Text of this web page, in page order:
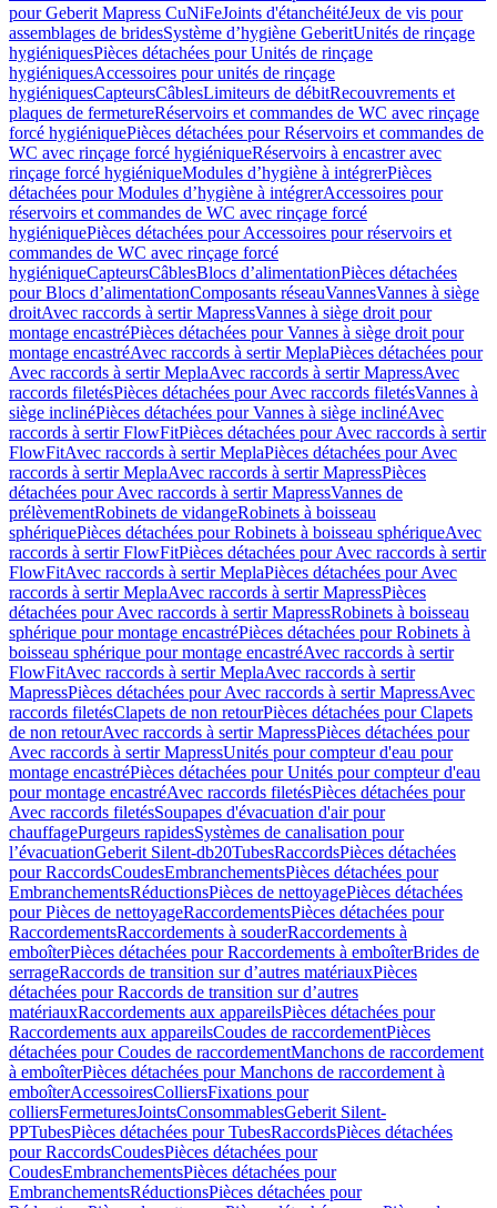
pour Geberit Mapress CuNiFeJoints d'étanchéitéJeux de vis pour
assemblages de bridesSystème d’hygiène GeberitUnités de rinçage
hygiéniquesPièces détachées pour Unités de rinçage
hygiéniquesAccessoires pour unités de rinçage
hygiéniquesCapteursCâblesLimiteurs de débitRecouvrements et
plaques de fermetureRéservoirs et commandes de WC avec rinçage
forcé hygiéniquePièces détachées pour Réservoirs et commandes de
WC avec rinçage forcé hygiéniqueRéservoirs à encastrer avec
rinçage forcé hygiéniqueModules d’hygiène à intégrerPièces
détachées pour Modules d’hygiène à intégrerAccessoires pour
réservoirs et commandes de WC avec rinçage forcé
hygiéniquePièces détachées pour Accessoires pour réservoirs et
commandes de WC avec rinçage forcé
hygiéniqueCapteursCâblesBlocs d’alimentationPièces détachées
pour Blocs d’alimentationComposants réseauVannesVannes à siège
droitAvec raccords à sertir MapressVannes à siège droit pour
montage encastréPièces détachées pour Vannes à siège droit pour
montage encastréAvec raccords à sertir MeplaPièces détachées pour
Avec raccords à sertir MeplaAvec raccords à sertir MapressAvec
raccords filetésPièces détachées pour Avec raccords filetésVannes à
siège inclinéPièces détachées pour Vannes à siège inclinéAvec
raccords à sertir FlowFitPièces détachées pour Avec raccords à sertir
FlowFitAvec raccords à sertir MeplaPièces détachées pour Avec
raccords à sertir MeplaAvec raccords à sertir MapressPièces
détachées pour Avec raccords à sertir MapressVannes de
prélèvementRobinets de vidangeRobinets à boisseau
sphériquePièces détachées pour Robinets à boisseau sphériqueAvec
raccords à sertir FlowFitPièces détachées pour Avec raccords à sertir
FlowFitAvec raccords à sertir MeplaPièces détachées pour Avec
raccords à sertir MeplaAvec raccords à sertir MapressPièces
détachées pour Avec raccords à sertir MapressRobinets à boisseau
sphérique pour montage encastréPièces détachées pour Robinets à
boisseau sphérique pour montage encastréAvec raccords à sertir
FlowFitAvec raccords à sertir MeplaAvec raccords à sertir
MapressPièces détachées pour Avec raccords à sertir MapressAvec
raccords filetésClapets de non retourPièces détachées pour Clapets
de non retourAvec raccords à sertir MapressPièces détachées pour
Avec raccords à sertir MapressUnités pour compteur d'eau pour
montage encastréPièces détachées pour Unités pour compteur d'eau
pour montage encastréAvec raccords filetésPièces détachées pour
Avec raccords filetésSoupapes d'évacuation d'air pour
chauffagePurgeurs rapidesSystèmes de canalisation pour
l’évacuationGeberit Silent-db20TubesRaccordsPièces détachées
pour RaccordsCoudesEmbranchementsPièces détachées pour
EmbranchementsRéductionsPièces de nettoyagePièces détachées
pour Pièces de nettoyageRaccordementsPièces détachées pour
RaccordementsRaccordements à souderRaccordements à
emboîterPièces détachées pour Raccordements à emboîterBrides de
serrageRaccords de transition sur d’autres matériauxPièces
détachées pour Raccords de transition sur d’autres
matériauxRaccordements aux appareilsPièces détachées pour
Raccordements aux appareilsCoudes de raccordementPièces
détachées pour Coudes de raccordementManchons de raccordement
à emboîterPièces détachées pour Manchons de raccordement à
emboîterAccessoiresColliersFixations pour
colliersFermeturesJointsConsommablesGeberit Silent-
PPTubesPièces détachées pour TubesRaccordsPièces détachées
pour RaccordsCoudesPièces détachées pour
CoudesEmbranchementsPièces détachées pour
EmbranchementsRéductionsPièces détachées pour